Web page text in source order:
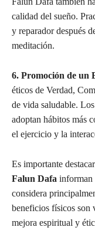
calidad del sueño.
y reparador después
meditación.
6. Promoción de un
éticos de Verdad,
de vida saludable.
adoptan hábitos más
el ejercicio y la
Es importante
Falun Dafa informan
considera
beneficios físicos son
mejora espiritual y